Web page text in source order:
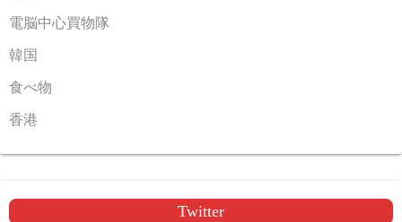
電脳中心買物隊
韓国
食べ物
香港
Twitter